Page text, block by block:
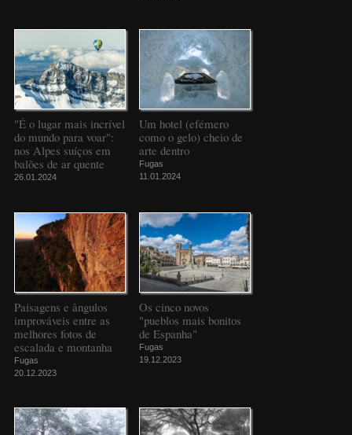
"É o lugar mais incrível
do mundo para voar":
nos Alpes suíços em
balões de ar quente
26.01.2024
Um hotel (efémero
como o gelo) cheio de
arte dentro
Fugas
11.01.2024
Paisagens e ângulos
improváveis entre as
melhores fotos de
escalada e montanha
Fugas
20.12.2023
Os cinco novos
"pueblos mais bonitos
de Espanha"
Fugas
19.12.2023